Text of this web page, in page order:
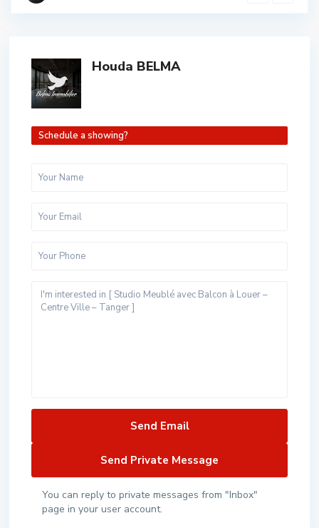
Houda BELMA
Schedule a showing?
You can reply to private messages from "Inbox"
page in your user account.